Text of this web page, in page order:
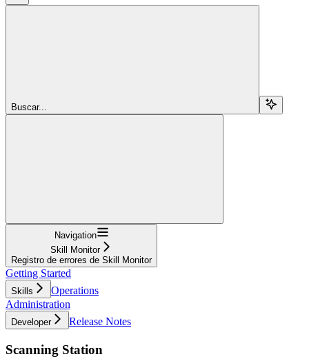
Buscar...
Navigation
Skill Monitor
Registro de errores de Skill Monitor
Getting Started
Skills
Operations
Administration
Developer Release Notes
Scanning Station